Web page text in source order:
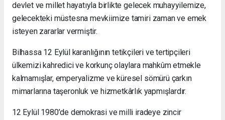
devlet ve millet hayatıyla birlikte gelecek muhayyilemize,
gelecekteki müstesna mevkiimize tamiri zaman ve emek
isteyen zararlar vermiştir.
Bilhassa 12 Eylül karanlığının tetikçileri ve tertipçileri
ülkemizi kahredici ve korkunç olaylara mahkûm etmekle
kalmamışlar, emperyalizme ve küresel sömürü çarkın
mimarlarına taşeronluk ve hizmetkârlık yapmışlardır.
12 Eylül 1980’de demokrasi ve milli iradeye zincir